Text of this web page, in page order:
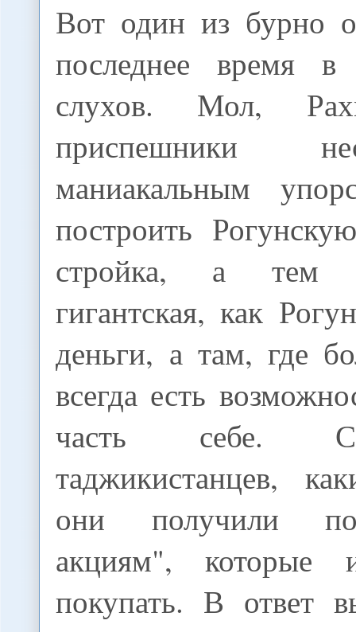
Вот один из бурно
последнее время в
слухов. Мол,
приспешники
маниакальным
построить
стройка, а тем
гигантская, как
деньги, а там, где
всегда есть
часть себе.
таджикистанцев,
они получили
акциям", которые
покупать. В ответ